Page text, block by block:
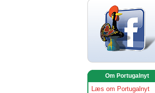
Om Portugalnyt
Læs om Portugalnyt